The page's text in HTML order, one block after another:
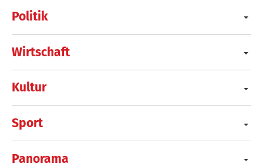
Politik
Wirtschaft
Kultur
Sport
Panorama